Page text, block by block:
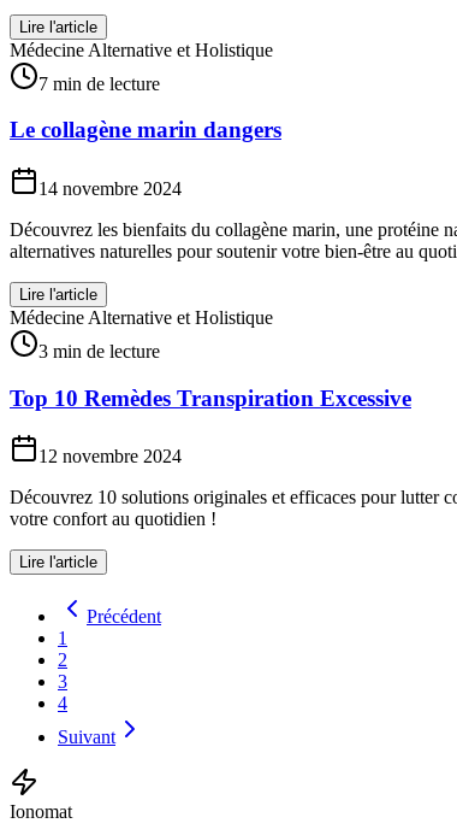
Lire l'article
Médecine Alternative et Holistique
7 min de lecture
Le collagène marin dangers
14 novembre 2024
Découvrez les bienfaits du collagène marin, une protéine
alternatives naturelles pour soutenir votre bien-être au
Lire l'article
Médecine Alternative et Holistique
3 min de lecture
Top 10 Remèdes Transpiration Excessive
12 novembre 2024
Découvrez 10 solutions originales et efficaces pour lutter
votre confort au quotidien !
Lire l'article
Précédent
1
2
3
4
Suivant
Ionomat